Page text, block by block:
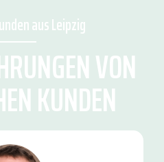
aus Leipzig
VON
KUNDEN